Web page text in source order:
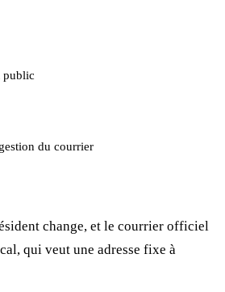
public
du courrier
change, et le courrier officiel
qui veut une adresse fixe à